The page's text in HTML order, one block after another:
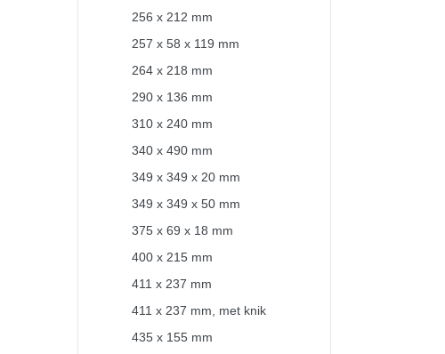
256 x 212 mm
257 x 58 x 119 mm
264 x 218 mm
290 x 136 mm
310 x 240 mm
340 x 490 mm
349 x 349 x 20 mm
349 x 349 x 50 mm
375 x 69 x 18 mm
400 x 215 mm
411 x 237 mm
411 x 237 mm, met knik
435 x 155 mm